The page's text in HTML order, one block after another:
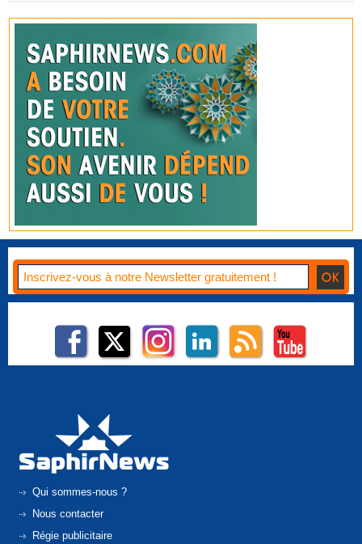
Qui sommes-nous ?
Nous contacter
Régie publicitaire